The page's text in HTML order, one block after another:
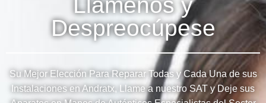
Despreocúpese
Su Mejor Elección Para Reparar Todas y Cada Una de sus
Instalaciones en Andratx, Llame a nuestro SAT y Deje sus